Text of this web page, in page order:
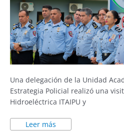
Una delegación de la Unidad
Estrategia Policial realizó una
Hidroeléctrica ITAIPU y
Leer más